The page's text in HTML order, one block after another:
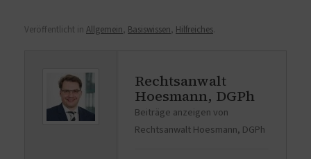
Veröffentlicht in Allgemein, Basiswissen, Hilfreiches
Rechtsanwalt
Hoesmann, DGPh
Beiträge anzeigen von
Rechtsanwalt Hoesmann, DGPh